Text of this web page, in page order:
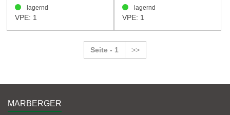
lagernd
VPE: 1
lagernd
VPE: 1
Seite - 1 >>
MARBERGER